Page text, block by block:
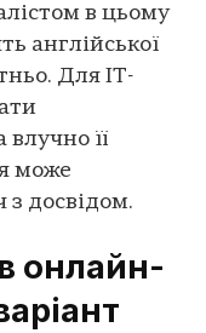
в цьому
англійської
Для ІТ-
її
може
з досвідом.
онлайн-